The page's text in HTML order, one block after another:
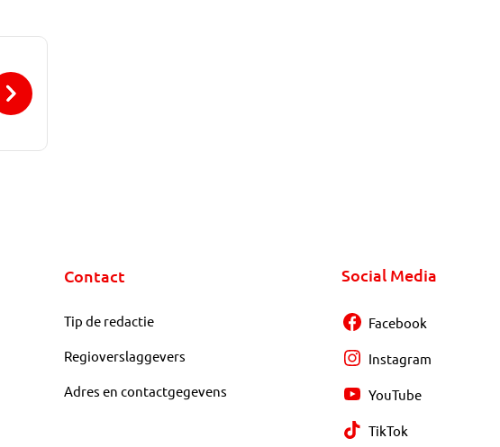
Contact
Tip de redactie
Regioverslaggevers
Adres en contactgegevens
Social Media
Facebook
Instagram
YouTube
TikTok